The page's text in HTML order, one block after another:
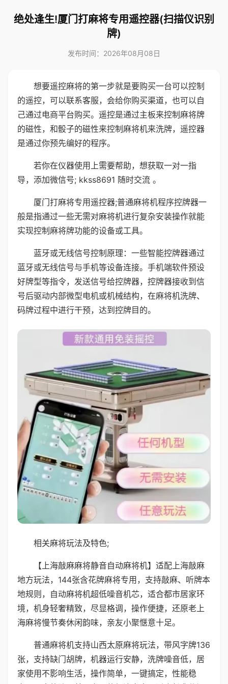
绝处逢生!厦门打麻将专用遥控器(扫描仪识别
牌)
发布时间：2026年08月08日
想要遥控麻将的第一步就是要购买一台可以控制
的遥控，可以联系客服，会给你购买渠道，也可以自
己通过电商平台购买。遥控是通过主板来控制麻将牌
的磁性，和骰子的磁性来控制麻将机来洗牌，遥控器
是通过你预先编好的程序。
若你在仪器使用上需要帮助，想获取一对一指
导，添加微信号; kkss8691 随时交流 。
厦门打麻将专用遥控器;普通麻将机程序控牌器一
般是指通过一些无需对麻将机进行复杂安装操作就能
实现控制麻将牌功能的设备或工具。
蓝牙或无线信号控制原理：一些智能控牌器通过
蓝牙或无线信号与手机等设备连接。手机端软件预设
好牌型等指令，发送信号给控牌器，控牌器接收到信
号后驱动内部微型电机或机械结构，在麻将机洗牌、
码牌过程中进行干预，达到控牌目的。
相关麻将玩法及特色;
【上海敲麻麻将静音自动麻将机】适配上海敲麻
地方玩法，144张含花牌麻将专用，支持敲麻、听牌本
地规则，自动麻将机超低噪音机芯，适合都市居家环
境，机身轻奢精致，尽显格调，操作便捷，还原老上
海麻将慢节奏休闲韵味，亲友小聚惬意十足。
普通麻将机支持山西太原麻将玩法，带风字牌136
张，支持缺门胡牌，机器运行安静，洗牌噪音低，居
家使用不影响生活，操作简单，一键搞定，性能稳